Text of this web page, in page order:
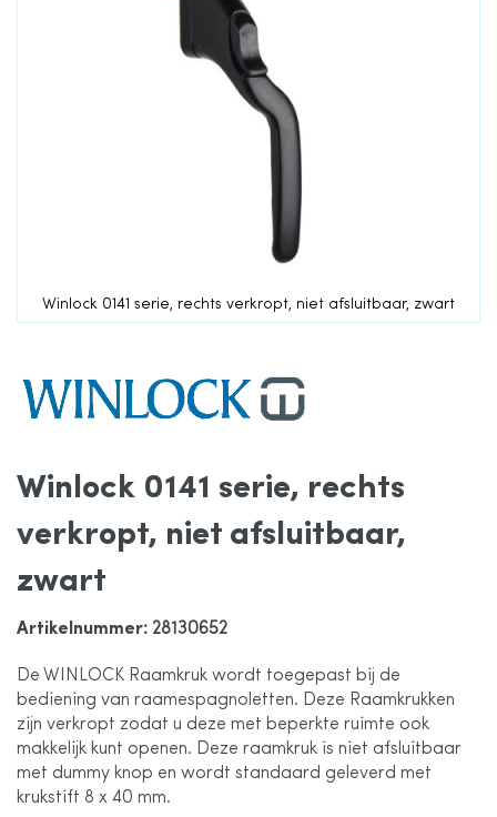
Winlock 0141 serie, rechts
verkropt, niet afsluitbaar,
zwart
Artikelnummer: 28130652
De WINLOCK Raamkruk wordt toegepast bij de
bediening van raamespagnoletten. Deze Raamkrukken
zijn verkropt zodat u deze met beperkte ruimte ook
makkelijk kunt openen. Deze raamkruk is niet afsluitbaar
met dummy knop en wordt standaard geleverd met
krukstift 8 x 40 mm.
Winlock 0141 serie, rechts verkropt, niet afsluitbaar, zwart
naar
de
afbeeldingen-
gallerij